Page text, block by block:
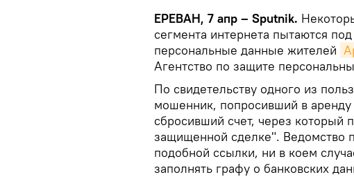
ЕРЕВАН, 7 апр – Sputnik.
сегмента интернета пытаются
персональные данные жителей
Агентство по защите
По свидетельству одного из
мошенник, попросивший в аренду
сбросивший счет, через который
защищенной сделке". Ведомство
подобной ссылки, ни в коем
заполнять графу о банковских